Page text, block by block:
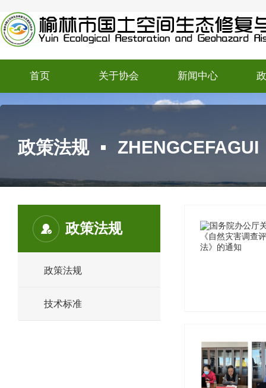
首页 关于协会 新闻中心
政策法规 ZHENGCEFAGUI
政策法规
政策法规
技术标准